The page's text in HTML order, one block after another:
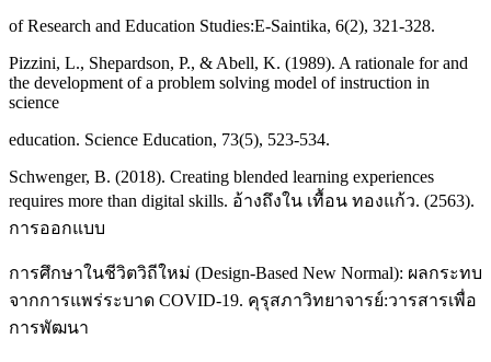
of Research and Education Studies:E-Saintika, 6(2), 321-328.
Pizzini, L., Shepardson, P., & Abell, K. (1989). A rationale for and
the development of a problem solving model of instruction in
science
education. Science Education, 73(5), 523-534.
Schwenger, B. (2018). Creating blended learning experiences
requires more than digital skills. อ้างถึงใน เทื้อน ทองแก้ว. (2563).
การออกแบบ
การศึกษาในชีวิตวิถีใหม่ (Design-Based New Normal): ผลกระทบ
จากการแพร่ระบาด COVID-19. คุรุสภาวิทยาจารย์:วารสารเพื่อ
การพัฒนา